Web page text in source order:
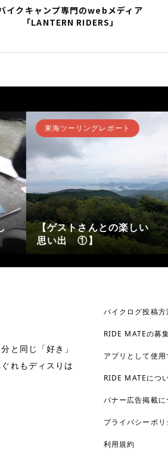
イクキャンプ専門のwebメディア
「LANTERN RIDERS」
東海ツーリングレポート
最新動画と公開しました
🫡
と同じ「好き」
れもディスりは
バイクログ投稿方
RIDE MATEの募
アプリとして使
RIDE MATEにつ
バナー広告掲載に
プライバシーポリ
利用規約